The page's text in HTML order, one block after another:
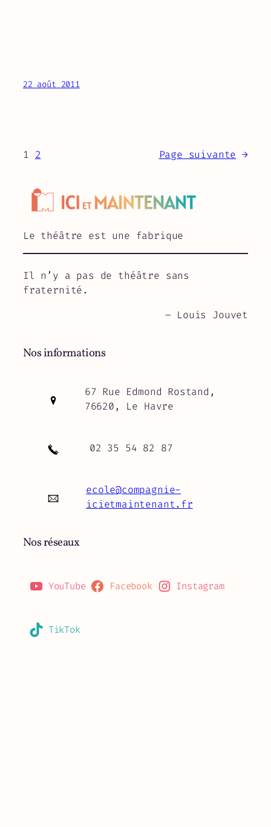
22 août 2011
1 2 Page suivante →
Le théâtre est une fabrique
Il n’y a pas de théâtre sans
fraternité.
– Louis Jouvet
Nos informations
67 Rue Edmond Rostand,
76620, Le Havre
02 35 54 82 87
ecole@compagnie-
icietmaintenant.fr
Nos réseaux
YouTube Facebook Instagram
TikTok